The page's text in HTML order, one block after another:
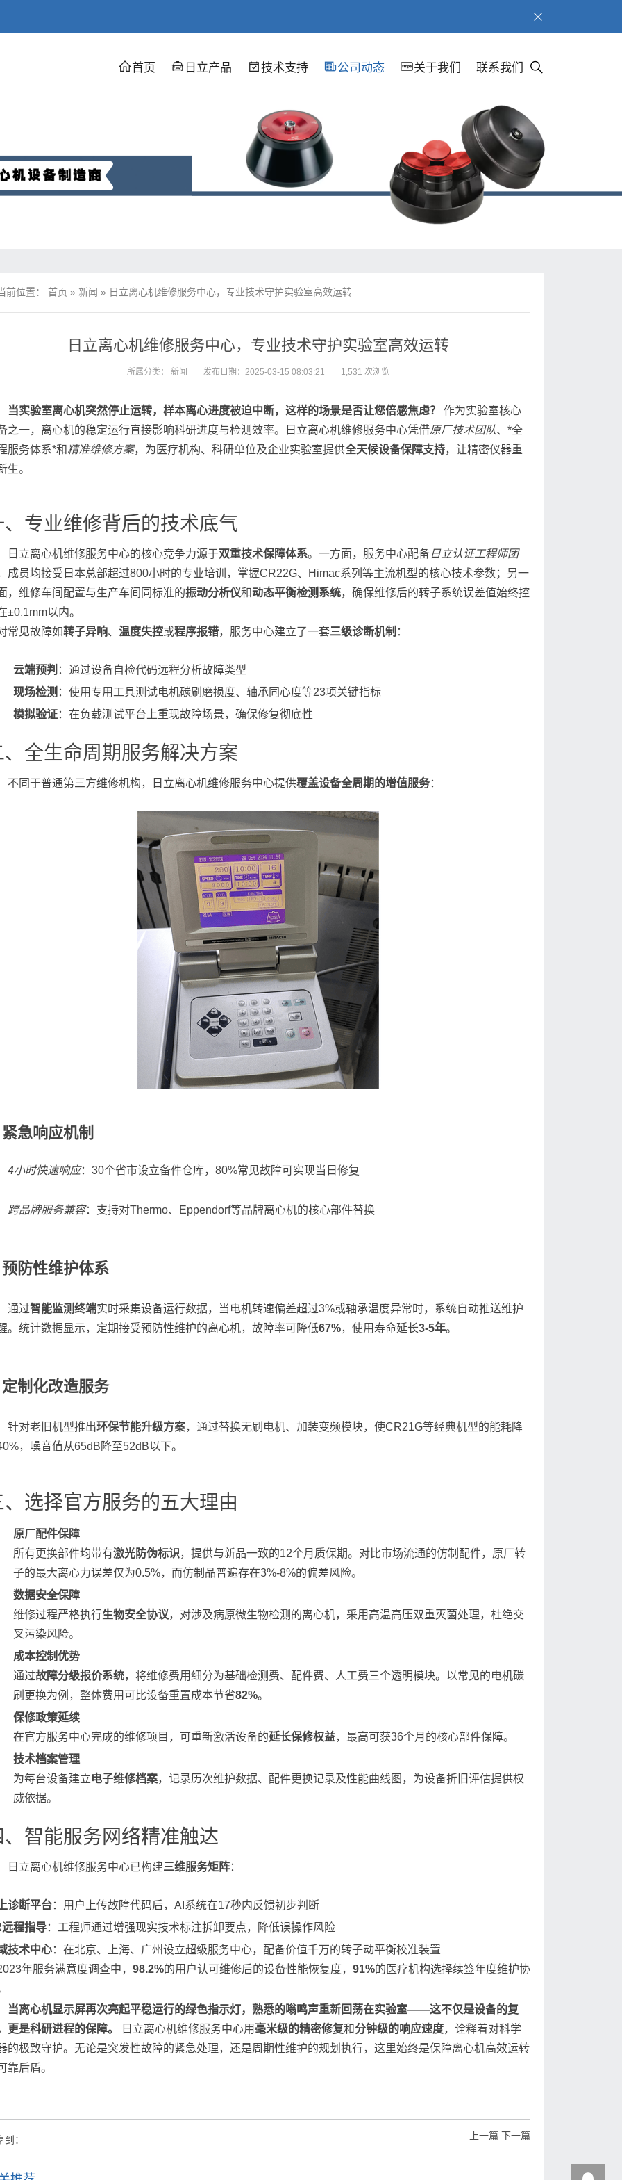
首页 日立产品 技术支持 公司动态 关于我们 联系我们
前位置： 首页 » 新闻 » 日立离心机维修服务中心，专业技术守护实验室高效运转
日立离心机维修服务中心，专业技术守护实验室高效运转
所属分类： 新闻 发布日期：2025-03-15 08:03:21 1,531 次浏览
当实验室离心机突然停止运转，样本离心进度被迫中断，这样的场景是否让您倍感焦虑？
作为实验室核心
之一，离心机的稳定运行直接影响科研进度与检测效率。日立离心机维修服务中心凭借原厂技术团队、*全
服务体系*和精准维修方案，为医疗机构、科研单位及企业实验室提供全天候设备保障支持，让精密仪器重
生。
、专业维修背后的技术底气
日立离心机维修服务中心的核心竞争力源于双重技术保障体系。一方面，服务中心配备日立认证工程师团
成员均接受日本总部超过800小时的专业培训，掌握CR22G、Himac系列等主流机型的核心技术参数；另一
，维修车间配置与生产车间同标准的振动分析仪和动态平衡检测系统，确保维修后的转子系统误差值始终控
±0.1mm以内。
常见故障如转子异响、 温度失控或程序报错，服务中心建立了一套三级诊断机制 ：
云端预判 ：通过设备自检代码远程分析故障类型
现场检测 ：使用专用工具测试电机碳刷磨损度、轴承同心度等23项关键指标
模拟验证：在负载测试平台上重现故障场景，确保修复彻底性
、全生命周期服务解决方案
不同于普通第三方维修机构，日立离心机维修服务中心提供覆盖设备全周期的增值服务：
紧急响应机制
4小时快速响应：30个省市设立备件仓库，80%常见故障可实现当日修复
跨品牌服务兼容：支持对Thermo、Eppendorf等品牌离心机的核心部件替换
预防性维护体系
通过智能监测终端实时采集设备运行数据，当电机转速偏差超过3%或轴承温度异常时，系统自动推送维护
。统计数据显示，定期接受预防性维护的离心机，故障率可降低67%，使用寿命延长3-5年。
定制化改造服务
针对老旧机型推出环保节能升级方案，通过替换无刷电机、加装变频模块，使CR21G等经典机型的能耗降
，噪音值从65dB降至52dB以下。
、选择官方服务的五大理由
原厂配件保障
所有更换部件均带有激光防伪标识，提供与新品一致的12个月质保期。对比市场流通的仿制配件，原厂转
子的最大离心力误差仅为0.5%，而仿制品普遍存在3%-8%的偏差风险。
数据安全保障
维修过程严格执行生物安全协议，对涉及病原微生物检测的离心机，采用高温高压双重灭菌处理，杜绝交
叉污染风险。
成本控制优势
通过故障分级报价系统，将维修费用细分为基础检测费、配件费、人工费三个透明模块。以常见的电机碳
刷更换为例，整体费用可比设备重置成本节省82%。
保修政策延续
在官方服务中心完成的维修项目，可重新激活设备的延长保修权益，最高可获36个月的核心部件保障。
技术档案管理
为每台设备建立电子维修档案，记录历次维护数据、配件更换记录及性能曲线图，为设备折旧评估提供权
威依据。
、智能服务网络精准触达
日立离心机维修服务中心已构建三维服务矩阵：
诊断平台：用户上传故障代码后，AI系统在17秒内反馈初步判断
程指导：工程师通过增强现实技术标注拆卸要点，降低误操作风险
技术中心：在北京、上海、广州设立超级服务中心，配备价值千万的转子动平衡校准装置
年服务满意度调查中， 98.2%的用户认可维修后的设备性能恢复度， 91%的医疗机构选择续签年度维护协
当离心机显示屏再次亮起平稳运行的绿色指示灯，熟悉的嗡鸣声重新回荡在实验室——这不仅是设备的复
更是科研进程的保障。
日立离心机维修服务中心用 毫米级的精密修复和分钟级的响应速度，诠释着对科学
的极致守护。无论是突发性故障的紧急处理，还是周期性维护的规划执行，这里始终是保障离心机高效运转
靠后盾。
上一篇 下一篇
到：